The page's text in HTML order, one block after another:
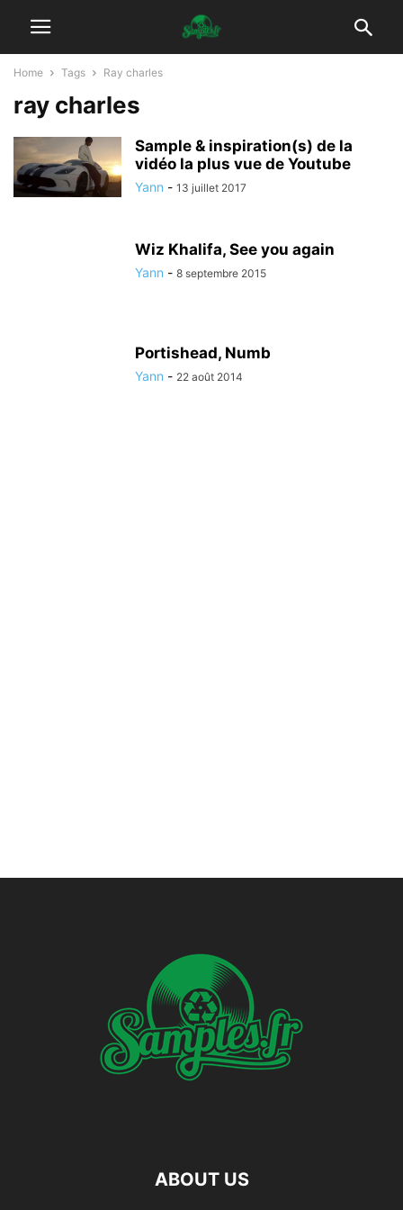
Home Tags Ray charles
ray charles
Sample & inspiration(s) de la
vidéo la plus vue de Youtube
Yann - 13 juillet 2017
Wiz Khalifa, See you again
Yann - 8 septembre 2015
Portishead, Numb
Yann - 22 août 2014
ABOUT US